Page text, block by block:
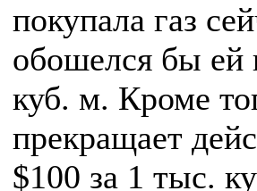
покупала газ
обошелся бы ей
куб. м. Кроме
прекращает
$100 за 1 тыс.